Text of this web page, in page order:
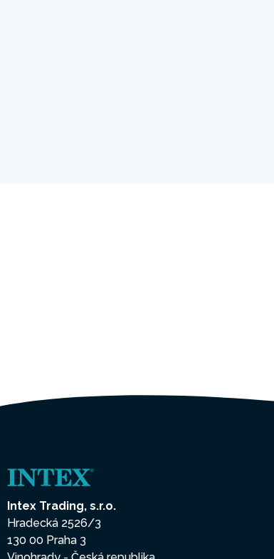
Intex Trading, s.r.o.
Hradecká 2526/3
130 00 Praha 3